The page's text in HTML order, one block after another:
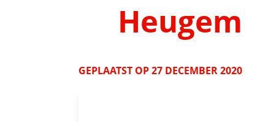
Heugem
GEPLAATST OP27 DECEMBER 2020